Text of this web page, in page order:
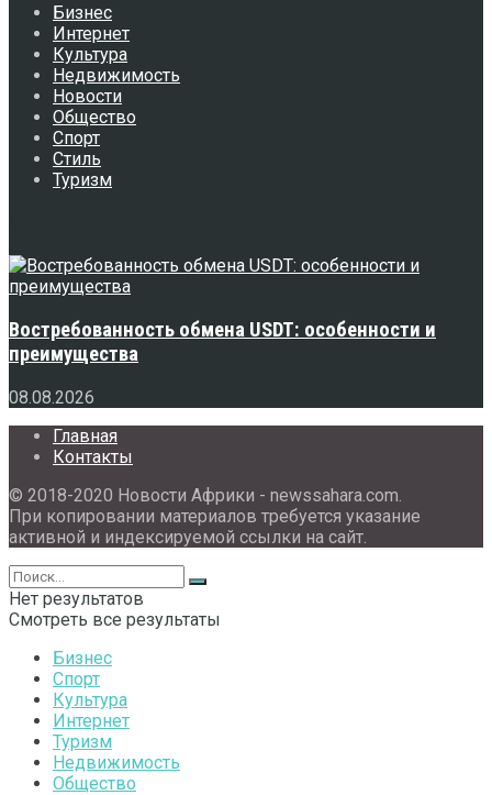
Бизнес
Интернет
Культура
Недвижимость
Новости
Общество
Спорт
Стиль
Туризм
Востребованность обмена USDT: особенности и
преимущества
08.08.2026
Главная
Контакты
© 2018-2020 Новости Африки - newssahara.com.
При копировании материалов требуется указание
активной и индексируемой ссылки на сайт.
Нет результатов
Смотреть все результаты
Бизнес
Спорт
Культура
Интернет
Туризм
Недвижимость
Общество